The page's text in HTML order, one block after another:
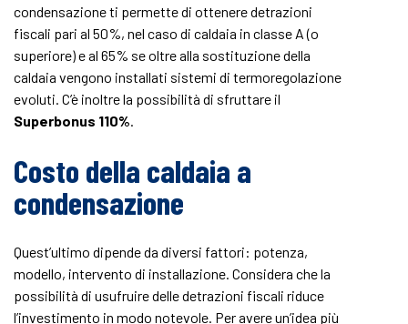
condensazione ti permette di ottenere detrazioni
fiscali pari al 50%, nel caso di caldaia in classe A (o
superiore) e al 65% se oltre alla sostituzione della
caldaia vengono installati sistemi di termoregolazione
evoluti. C’è inoltre la possibilità di sfruttare il
Superbonus 110%.
Costo della caldaia a
condensazione
Quest’ultimo dipende da diversi fattori: potenza,
modello, intervento di installazione. Considera che la
possibilità di usufruire delle detrazioni fiscali riduce
l’investimento in modo notevole. Per avere un’idea più